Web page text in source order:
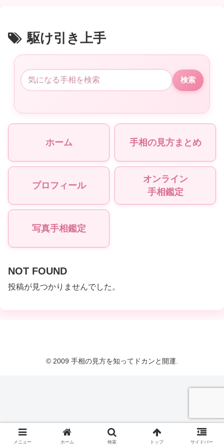
駆け引き上手
検索
ホーム 手相の見方まとめ
プロフィール
オンライン
手相鑑定
写真手相鑑定
NOT FOUND
投稿が見つかりませんでした。
© 2009 手相の見方を知ってドカンと開運.
メニュー ホーム 検索 トップ サイドバー